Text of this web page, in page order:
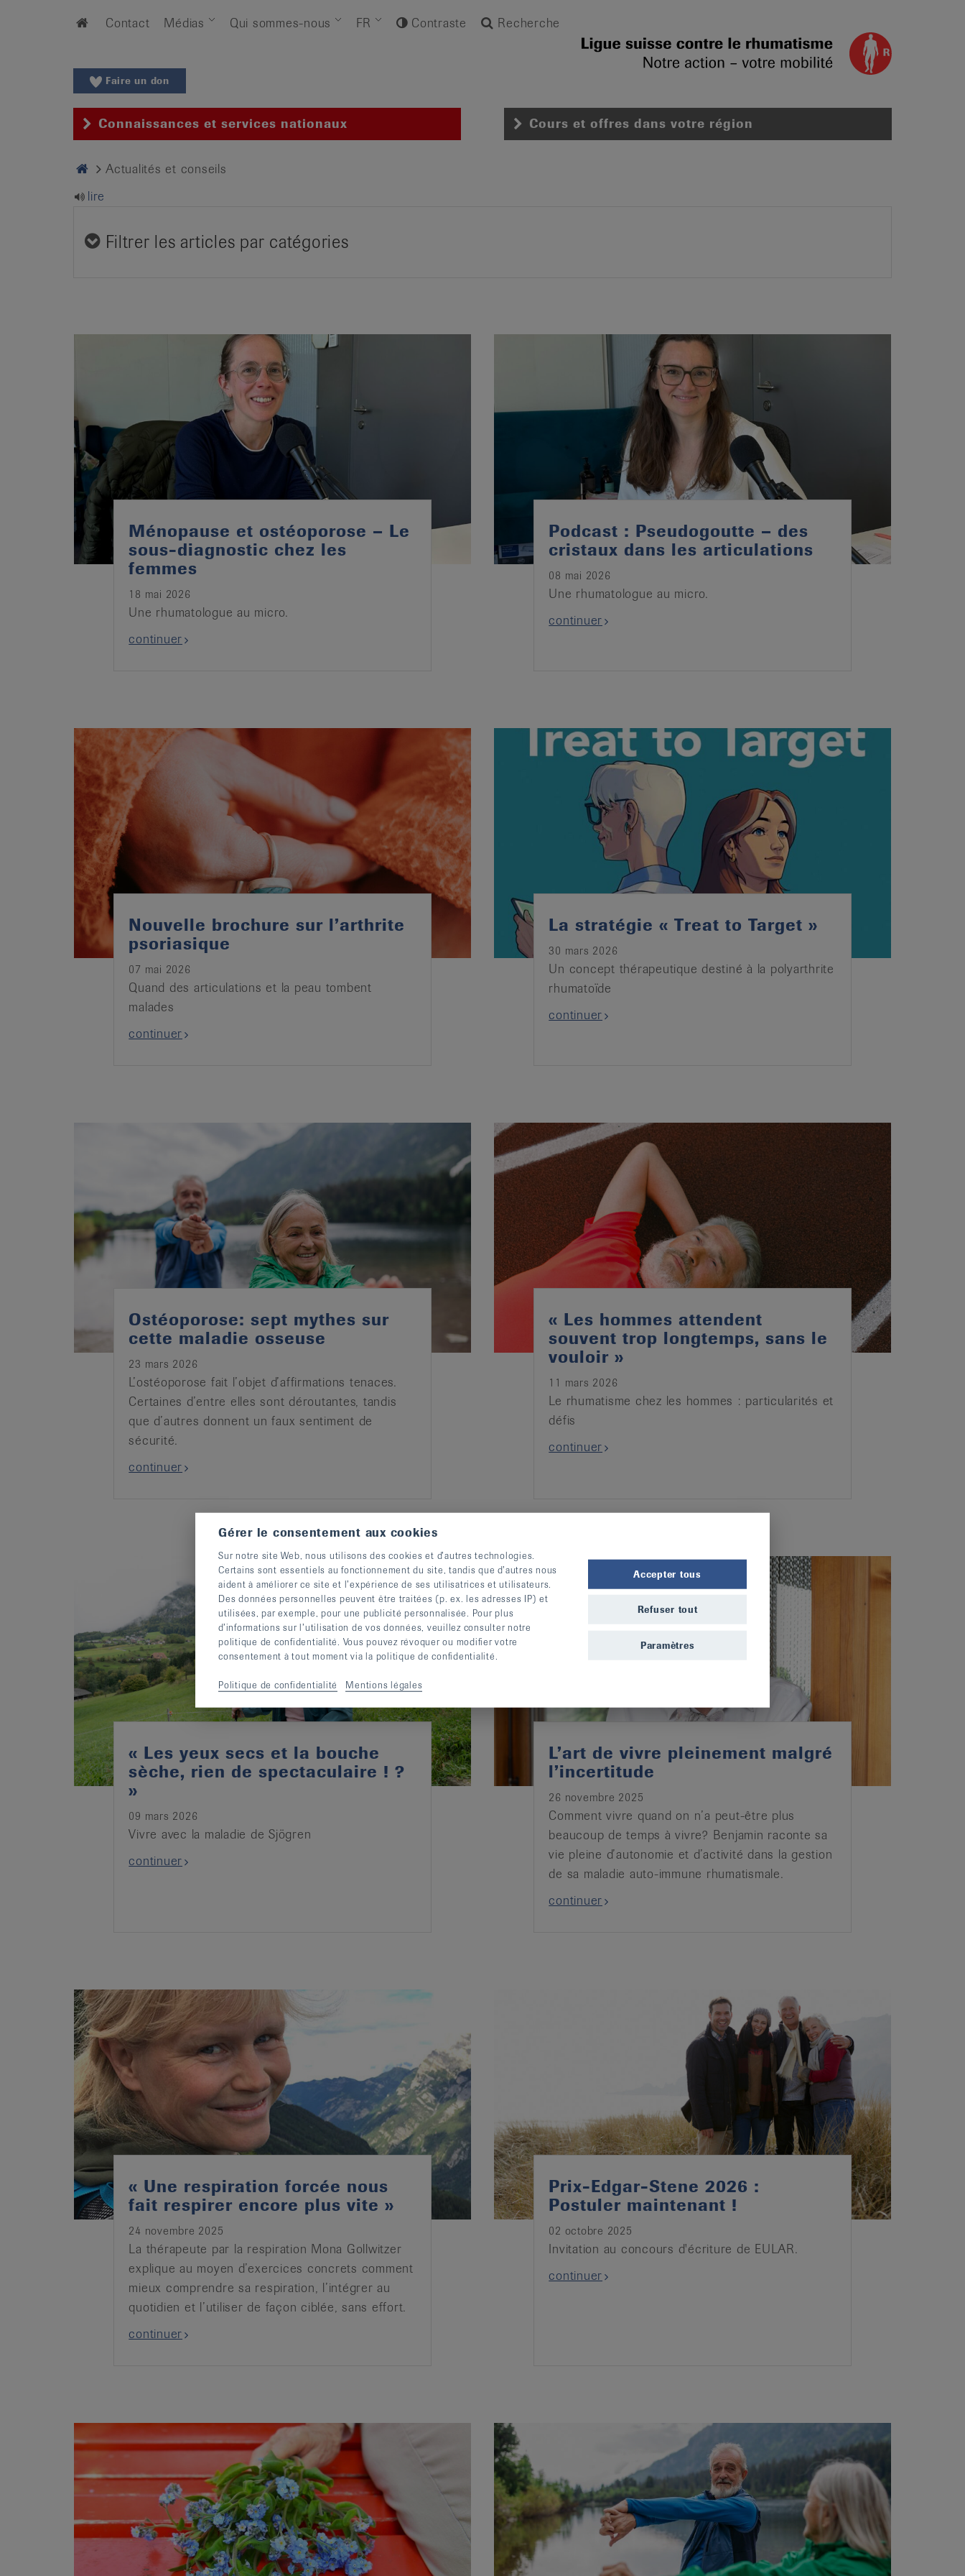
Home
Contact Médias Qui sommes-nous FR Contraste Recherche
Faire un don
Connaissances et services nationaux Cours et offres dans votre région
Home
Actualités et conseils
lire
Filtrer les articles par catégories
Ménopause et ostéoporose – Le
sous-diagnostic chez les
femmes
18 mai 2026
Une rhumatologue au micro.
continuer
Podcast : Pseudogoutte – des
cristaux dans les articulations
08 mai 2026
Une rhumatologue au micro.
continuer
Nouvelle brochure sur l’arthrite
psoriasique
07 mai 2026
Quand des articulations et la peau tombent
malades
continuer
La stratégie « Treat to Target »
30 mars 2026
Un concept thérapeutique destiné à la polyarthrite
rhumatoïde
continuer
Ostéoporose: sept mythes sur
cette maladie osseuse
23 mars 2026
L’ostéoporose fait l’objet d’affirmations tenaces.
Certaines d’entre elles sont déroutantes, tandis
que d’autres donnent un faux sentiment de
sécurité.
continuer
« Les hommes attendent
souvent trop longtemps, sans le
vouloir »
11 mars 2026
Le rhumatisme chez les hommes : particularités et
défis
continuer
« Les yeux secs et la bouche
sèche, rien de spectaculaire ! ?
»
09 mars 2026
Vivre avec la maladie de Sjögren
continuer
L’art de vivre pleinement malgré
l’incertitude
26 novembre 2025
Comment vivre quand on n’a peut-être plus
beaucoup de temps à vivre? Benjamin raconte sa
vie pleine d’autonomie et d’activité dans la gestion
de sa maladie auto-immune rhumatismale.
continuer
« Une respiration forcée nous
fait respirer encore plus vite »
24 novembre 2025
La thérapeute par la respiration Mona Gollwitzer
explique au moyen d’exercices concrets comment
mieux comprendre sa respiration, l’intégrer au
quotidien et l’utiliser de façon ciblée, sans effort.
continuer
Prix-Edgar-Stene 2026 :
Postuler maintenant !
02 octobre 2025
Invitation au concours d'écriture de EULAR.
continuer
Gérer le consentement aux cookies
Sur notre site Web, nous utilisons des cookies et d’autres technologies.
Certains sont essentiels au fonctionnement du site, tandis que d’autres nous
aident à améliorer ce site et l’expérience de ses utilisatrices et utilisateurs.
Des données personnelles peuvent être traitées (p. ex. les adresses IP) et
utilisées, par exemple, pour une publicité personnalisée. Pour plus
d’informations sur l’utilisation de vos données, veuillez consulter notre
politique de confidentialité. Vous pouvez révoquer ou modifier votre
consentement à tout moment via la politique de confidentialité.
Politique de confidentialité Mentions légales
Accepter tous
Refuser tout
Paramètres